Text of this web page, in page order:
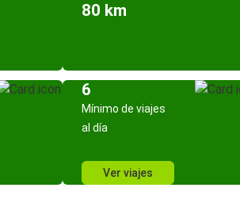
80 km
6
Mínimo de viajes
al día
Ver viajes